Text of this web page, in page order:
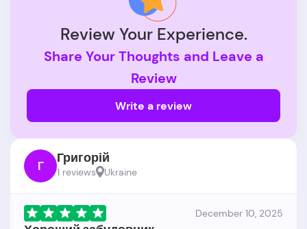
Review Your Experience.
Share Your Thoughts and Leave a
Review
Write a review
Г Григорій
1 reviews Ukraine
December 10, 2025